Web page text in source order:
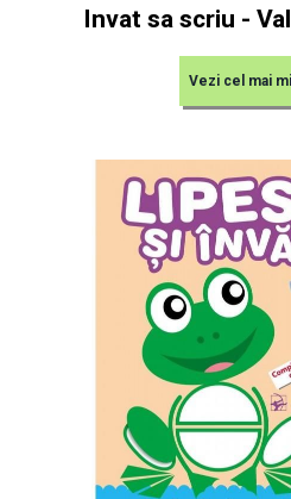
Invat sa scriu -
Vezi cel mai